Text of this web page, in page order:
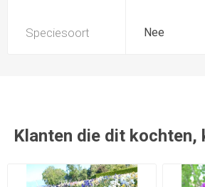
Speciesoort Nee
Klanten die dit kochten,